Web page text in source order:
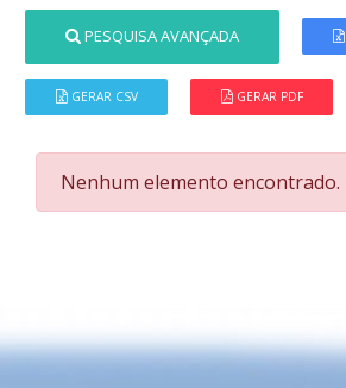
PESQUISA AVANÇADA
GERAR CSV GERAR PDF
Nenhum elemento encontrado.